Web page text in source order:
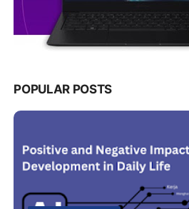
POPULAR POSTS